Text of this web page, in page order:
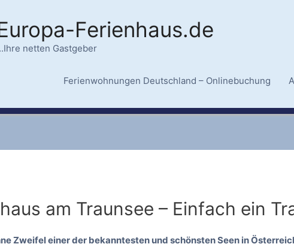
Ferienhaus.de
netten Gastgeber
Ferienwohnungen Deutschland – Onlinebuchung
am Traunsee – Einfach ein
Zweifel einer der bekanntesten und schönsten Seen in